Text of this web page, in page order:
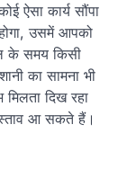
ऐसा कार्य सौंपा
उसमें आपको
के समय किसी
का सामना भी
दिख रहा
आ सकते हैं।